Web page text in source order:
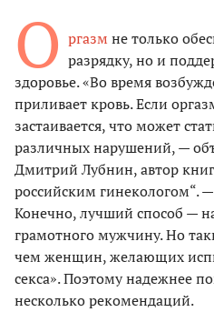
О ргазм не только
разрядку, но и
здоровье. «Во время
приливает кровь. Если
застаивается, что может
различных нарушений, —
Дмитрий Лубнин, автор
российским гинекологом“.
Конечно, лучший способ —
грамотного мужчину. Но
чем женщин, желающих
секса». Поэтому надежнее
несколько рекомендаций.